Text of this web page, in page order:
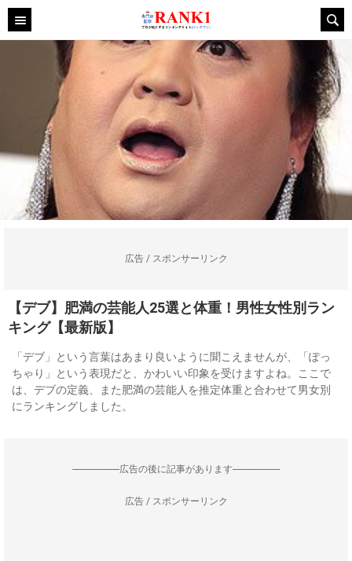
広告 / スポンサーリンク
【デブ】肥満の芸能人25選と体重！男性女性別ラン
キング【最新版】
「デブ」という言葉はあまり良いように聞こえませんが、「ぽっ
ちゃり」という表現だと、かわいい印象を受けますよね。ここで
は、デブの定義、また肥満の芸能人を推定体重と合わせて男女別
にランキングしました。
--------------------広告の後に記事があります--------------------
広告 / スポンサーリンク